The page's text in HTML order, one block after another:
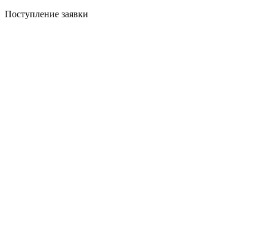
Поступление заявки